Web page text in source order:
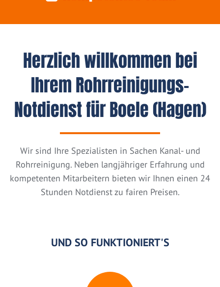
Herzlich willkommen bei
Ihrem Rohrreinigungs-
Notdienst für Boele (Hagen)
Wir sind Ihre Spezialisten in Sachen Kanal- und
Rohrreinigung. Neben langjähriger Erfahrung und
kompetenten Mitarbeitern bieten wir Ihnen einen 24
Stunden Notdienst zu fairen Preisen.
UND SO FUNKTIONIERT'S